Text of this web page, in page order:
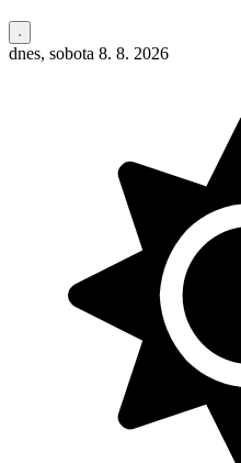
dnes, sobota 8. 8. 2026